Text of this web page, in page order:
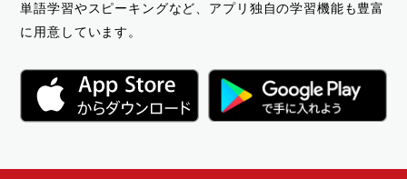
単語学習やスピーキングなど、アプリ独自の学習機能も豊富
に用意しています。